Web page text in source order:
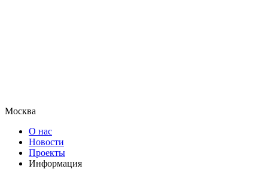
Москва
О нас
Новости
Проекты
Информация